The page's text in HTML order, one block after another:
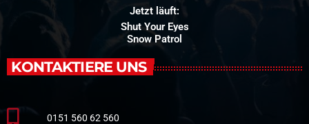
Jetzt läuft:
Shut Your Eyes
Snow Patrol
KONTAKTIERE UNS
0151 560 62 560